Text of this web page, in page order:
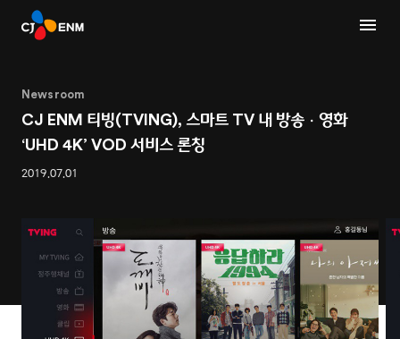
Newsroom
CJ ENM 티빙(TVING), 스마트 TV 내 방송ㆍ영화
‘UHD 4K’ VOD 서비스 론칭
2019.07.01